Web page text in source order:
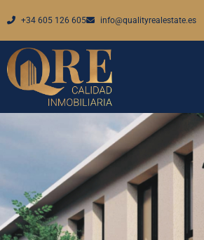
+34 605 126 605 info@qualityrealestate.es